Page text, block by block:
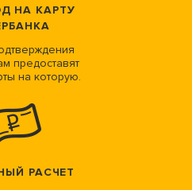
НА КАРТУ
предоставят
на которую.
РАСЧЕТ